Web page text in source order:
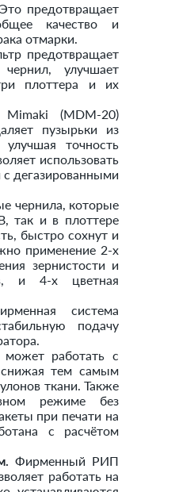
предотвращает
качество и
отмарки.
предотвращает
улучшает
плоттера и их
(MDM-20)
пузырьки из
точность
использовать
дегазированными
чернила, которые
так и в плоттере
быстро сохнут и
применение 2-х
зернистости и
и 4-х цветная
система
подачу
может работать с
тем самым
ткани. Также
режиме без
при печати на
с расчётом
Фирменный РИП
работать на